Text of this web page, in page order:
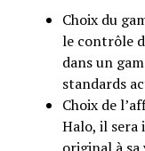
Choix du
le contrôle
dans un
standards
Choix de
Halo, il sera